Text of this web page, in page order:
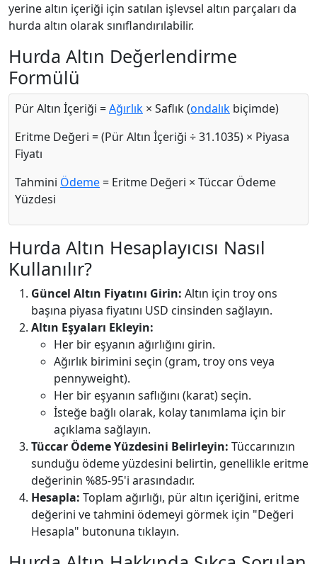
yerine altın içeriği için satılan işlevsel altın parçaları da
hurda altın olarak sınıflandırılabilir.
Hurda Altın Değerlendirme
Formülü
Pür Altın İçeriği =Ağırlık × Saflık (ondalık biçimde)
Eritme Değeri = (Pür Altın İçeriği ÷ 31.1035) × Piyasa
Fiyatı
Tahmini Ödeme= Eritme Değeri × Tüccar Ödeme
Yüzdesi
Hurda Altın Hesaplayıcısı Nasıl
Kullanılır?
Güncel Altın Fiyatını Girin: Altın için troy ons
başına piyasa fiyatını USD cinsinden sağlayın.
Altın Eşyaları Ekleyin:
Her bir eşyanın ağırlığını girin.
Ağırlık birimini seçin (gram, troy ons veya
pennyweight).
Her bir eşyanın saflığını (karat) seçin.
İsteğe bağlı olarak, kolay tanımlama için bir
açıklama sağlayın.
Tüccar Ödeme Yüzdesini Belirleyin: Tüccarınızın
sunduğu ödeme yüzdesini belirtin, genellikle eritme
değerinin %85-95'i arasındadır.
Hesapla: Toplam ağırlığı, pür altın içeriğini, eritme
değerini ve tahmini ödemeyi görmek için "Değeri
Hesapla" butonuna tıklayın.